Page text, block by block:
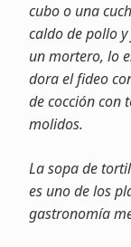
cubo o una
caldo de pollo
un mortero, lo
dora el fideo
de cocción con
molidos.
La sopa de
es uno de los
gastronomía